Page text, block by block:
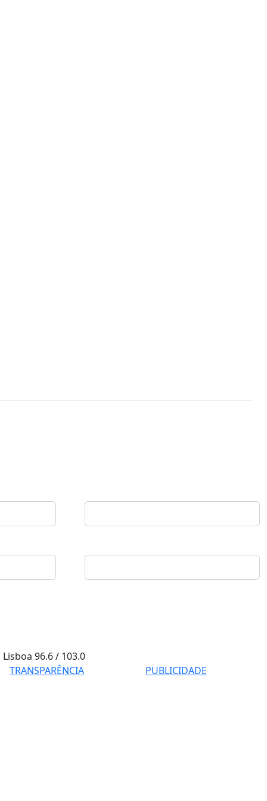
Lisboa96.6 / 103.0
TRANSPARÊNCIA
PUBLICIDADE